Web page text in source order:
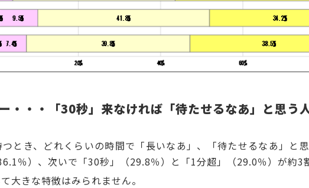
・・・「30秒」来なければ「待たせるなあ」と思う
とき、どれくらいの時間で「長いなあ」、「待たせるなあ」と
％）、次いで「30秒」（29.8％）と「1分超」（29.0％）が約3
大きな特徴はみられません。